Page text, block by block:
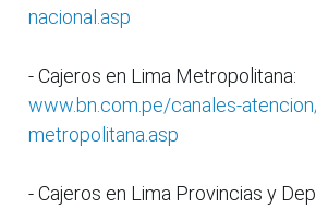
nacional.asp
- Cajeros en Lima Metropolitana:
www.bn.com.pe/canales-
metropolitana.asp
- Cajeros en Lima Provincias y